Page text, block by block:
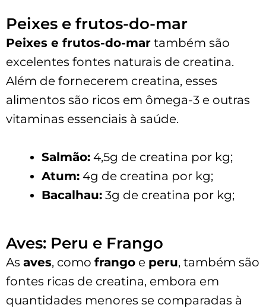
Peixes e frutos-do-mar
Peixes e frutos-do-mar também são
excelentes fontes naturais de creatina.
Além de fornecerem creatina, esses
alimentos são ricos em ômega-3 e outras
vitaminas essenciais à saúde.
Salmão: 4,5g de creatina por kg;
Atum: 4g de creatina por kg;
Bacalhau: 3g de creatina por kg;
Aves: Peru e Frango
As aves, como frango e peru, também são
fontes ricas de creatina, embora em
quantidades menores se comparadas à